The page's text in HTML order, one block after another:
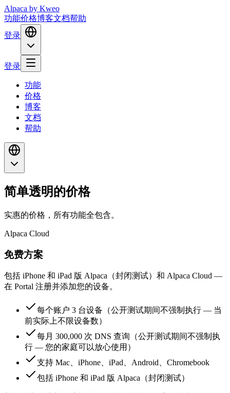
Alpaca by Kweo
功能价格博客文档帮助
登录
登录
功能
价格
博客
文档
帮助
简单透明的价格
实惠的价格，所有功能全包含。
Alpaca Cloud
免费方案
包括 iPhone 和 iPad 版 Alpaca（封闭测试）和 Alpaca Cloud —
在 Portal 注册并添加您的设备。
每个账户 3 台设备（公开测试期间不强制执行 — 当
前实际上不限设备数）
每月 300,000 次 DNS 查询（公开测试期间不强制执
行 — 您的家庭可以放心使用）
支持 Mac、iPhone、iPad、Android、Chromebook
包括 iPhone 和 iPad 版 Alpaca（封闭测试）